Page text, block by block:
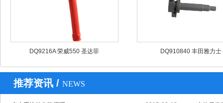
DQ9216A 荣威550 圣达菲 DQ910840 丰田雅力士
推荐资讯 / NEWS